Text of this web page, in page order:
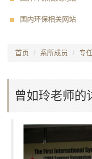
国内环保相关网站
首页 系所成员 专
曾如玲老师的